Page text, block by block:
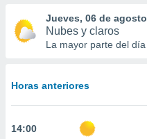
y
forma
basada
permite
Jueves, 06 de agosto
Nubes y claros
La mayor parte del día
Horas anteriores
14:00